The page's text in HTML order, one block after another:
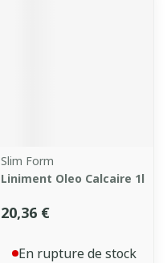
Slim Form
Liniment Oleo Calcaire 1l
20,36 €
En rupture de stock